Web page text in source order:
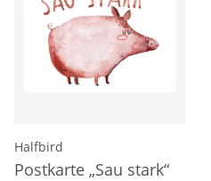
Halfbird
Postkarte „Sau stark“